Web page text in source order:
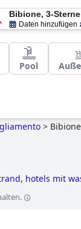
Bibione, 3-Sterne
Daten hinzufügen
Pool
> Bibione
, hotels mit